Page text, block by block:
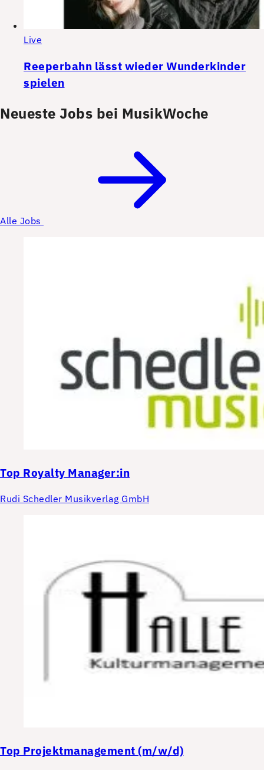
Live
Reeperbahn lässt wieder Wunderkinder
spielen
Neueste Jobs bei MusikWoche
Alle Jobs
Top Royalty Manager:in
Rudi Schedler Musikverlag GmbH
Top Projektmanagement (m/w/d)